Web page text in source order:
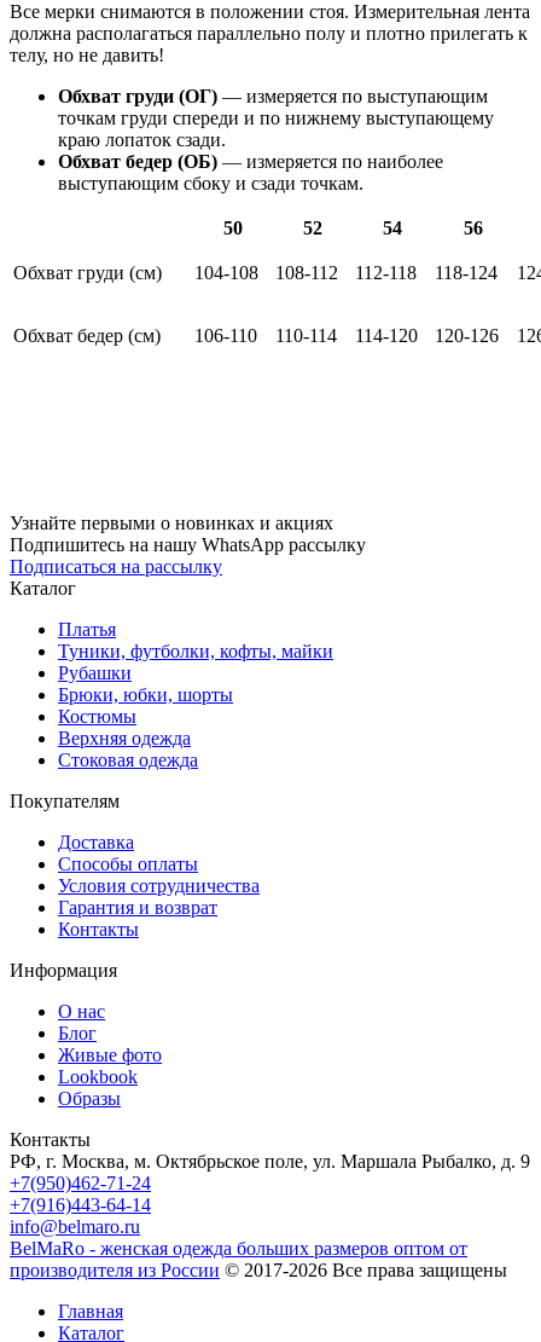
Все мерки снимаются в положении стоя. Измерительная лента
должна располагаться параллельно полу и плотно прилегать к
телу, но не давить!
Обхват груди (ОГ) — измеряется по выступающим
точкам груди спереди и по нижнему выступающему
краю лопаток сзади.
Обхват бедер (ОБ) — измеряется по наиболее
выступающим сбоку и сзади точкам.
50 52 54 56
Обхват груди (см) 104-108 108-112 112-118 118-124
Обхват бедер (см) 106-110 110-114 114-120 120-126
Узнайте первыми о новинках и акциях
Подпишитесь на нашу WhatsApp рассылку
Подписаться на рассылку
Каталог
Платья
Туники, футболки, кофты, майки
Рубашки
Брюки, юбки, шорты
Костюмы
Верхняя одежда
Стоковая одежда
Покупателям
Доставка
Способы оплаты
Условия сотрудничества
Гарантия и возврат
Контакты
Информация
О нас
Блог
Живые фото
Lookbook
Образы
Контакты
РФ, г. Москва, м. Октябрьское поле, ул. Маршала Рыбалко, д. 9
+7(950)462-71-24
+7(916)443-64-14
info@belmaro.ru
BelMaRo - женская одежда больших размеров оптом от
производителя из России © 2017-2026 Все права защищены
Главная
Каталог